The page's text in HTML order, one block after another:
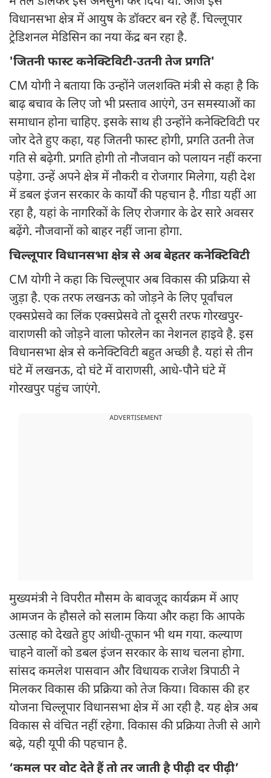
विधानसभा क्षेत्र में आयुष के डॉक्टर बन रहे हैं. चिल्लूपार
ट्रेडिशनल मेडिसिन का नया केंद्र बन रहा है.
'जितनी फास्ट कनेक्टिविटी-उतनी तेज प्रगति'
CM योगी ने बताया कि उन्होंने जलशक्ति मंत्री से कहा है कि
बाढ़ बचाव के लिए जो भी प्रस्ताव आएंगे, उन समस्याओं का
समाधान होना चाहिए. इसके साथ ही उन्होंने कनेक्टिविटी पर
जोर देते हुए कहा, यह जितनी फास्ट होगी, प्रगति उतनी तेज
गति से बढ़ेगी. प्रगति होगी तो नौजवान को पलायन नहीं करना
पड़ेगा. उन्हें अपने क्षेत्र में नौकरी व रोजगार मिलेगा, यही देश
में डबल इंजन सरकार के कार्यों की पहचान है. गीडा यहीं आ
रहा है, यहां के नागरिकों के लिए रोजगार के ढेर सारे अवसर
बढ़ेंगे. नौजवानों को बाहर नहीं जाना होगा.
चिल्लूपार विधानसभा क्षेत्र से अब बेहतर कनेक्टिविटी
CM योगी ने कहा कि चिल्लूपार अब विकास की प्रक्रिया से
जुड़ा है. एक तरफ लखनऊ को जोड़ने के लिए पूर्वांचल
एक्सप्रेसवे का लिंक एक्सप्रेसवे तो दूसरी तरफ गोरखपुर-
वाराणसी को जोड़ने वाला फोरलेन का नेशनल हाइवे है. इस
विधानसभा क्षेत्र से कनेक्टिविटी बहुत अच्छी है. यहां से तीन
घंटे में लखनऊ, दो घंटे में वाराणसी, आधे-पौने घंटे में
गोरखपुर पहुंच जाएंगे.
ADVERTISEMENT
मुख्यमंत्री ने विपरीत मौसम के बावजूद कार्यक्रम में आए
आमजन के हौसले को सलाम किया और कहा कि आपके
उत्साह को देखते हुए आंधी-तूफान भी थम गया. कल्याण
चाहने वालों को डबल इंजन सरकार के साथ चलना होगा.
सांसद कमलेश पासवान और विधायक राजेश त्रिपाठी ने
मिलकर विकास की प्रक्रिया को तेज किया। विकास की हर
योजना चिल्लूपार विधानसभा क्षेत्र में आ रही है. यह क्षेत्र अब
विकास से वंचित नहीं रहेगा. विकास की प्रक्रिया तेजी से आगे
बढ़े, यही यूपी की पहचान है.
‘कमल पर वोट देते हैं तो तर जाती है पीढ़ी दर पीढ़ी’